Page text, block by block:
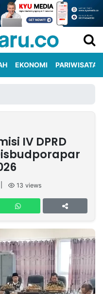
EKONOMI PARIWISATA
IV DPRD
13 views